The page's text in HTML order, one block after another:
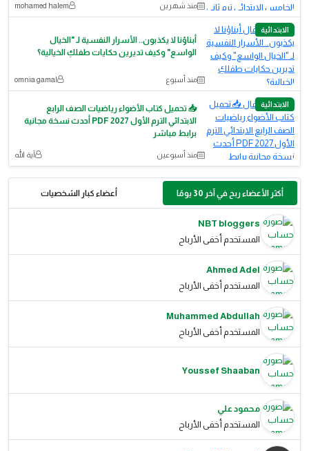
منذ شهرين mohamed halem
الابتدائية
أبناؤنا لا يكذبون.. الأسرار النفسية لـ "الخيال
الواسع" وكيف تديرين حكايات طفلكِ الخيالية؟
منذ أسبوع omnia gamal
الابتدائية
📥 تحميل كتاب الأضواء رياضيات الصف الرابع
الابتدائي الترم الأول 2027 PDF أحدث نسخة مجانية
برابط مباشر
منذ أسبوعين آية الله
أكثر الأعضاء ربح في آخر 30 يومًا أعضاء كبار الشخصيات
NBT bloggers
المستخدم أخفى الأرباح
Ahmed Adel
المستخدم أخفى الأرباح
Muhammed Abdullah
المستخدم أخفى الأرباح
Youssef Shaaban
محمود علي
المستخدم أخفى الأرباح